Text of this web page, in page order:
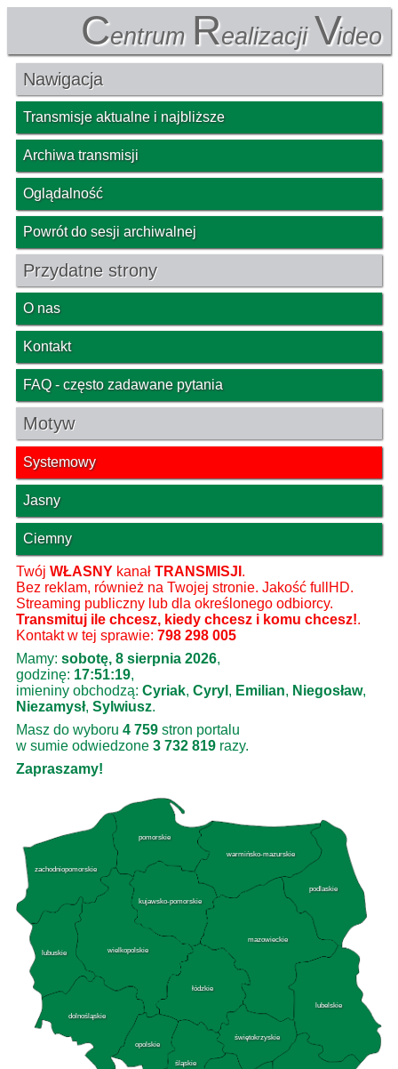
Centrum Realizacji Video
Nawigacja
Transmisje aktualne i najbliższe
Archiwa transmisji
Oglądalność
Powrót do sesji archiwalnej
Przydatne strony
O nas
Kontakt
FAQ - często zadawane pytania
Motyw
Systemowy
Jasny
Ciemny
Twój WŁASNY kanał TRANSMISJI .
Bez reklam, również na Twojej stronie. Jakość fullHD.
Streaming publiczny lub dla określonego odbiorcy.
Transmituj ile chcesz, kiedy chcesz i komu chcesz!.
Kontakt w tej sprawie: 798 298 005
Mamy: sobotę, 8 sierpnia 2026,
godzinę: 17:51:20,
imieniny obchodzą: Cyriak, Cyryl , Emilian, Niegosław,
Niezamysł, Sylwiusz.
Masz do wyboru 4 759 stron portalu
w sumie odwiedzone 3 732 819 razy.
Zapraszamy!
zachodniopomorskie
pomorskie
warmińsko-mazurskie
lubuskie wielkopolskie
kujawsko-pomorskie
mazowieckie
podlaskie
dolnośląskie
łódzkie
lubelskie
opolskie
śląskie
świętokrzyskie